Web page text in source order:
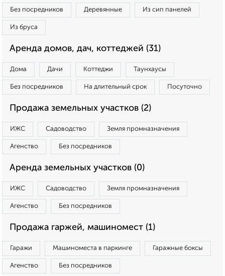
Без посредников Деревянные Из сип панелей
Из бруса
Аренда домов, дач, коттеджей (31)
Дома Дачи Коттеджи Таунхаусы
Без посредников На длительный срок Посуточно
Продажа земельных участков (2)
ИЖС Садоводство Земля промназначения
Агенство Без посредников
Аренда земельных участков (0)
ИЖС Садоводство Земля промназначения
Агенство Без посредников
Продажа гаржей, машиномест (1)
Гаражи Машиноместа в паркинге Гаражные боксы
Агенство Без посредников